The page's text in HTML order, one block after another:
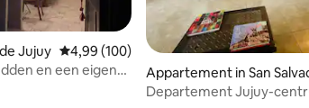
5, 62 recensies
Jujuy Gemiddelde beoordeling van 4,99 uit 5,
4,99 (100)
en een eigen
Appartement in San
e Jujuy
Departement Jujuy-